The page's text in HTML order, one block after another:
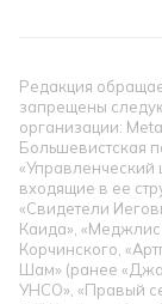
Редакция
запрещены
организации:
Большевистская
«Управленческий
входящие в ее
«Свидетели
Каида», «Меджлис
Корчинского,
Шам» (ранее
УНСО», «Правый